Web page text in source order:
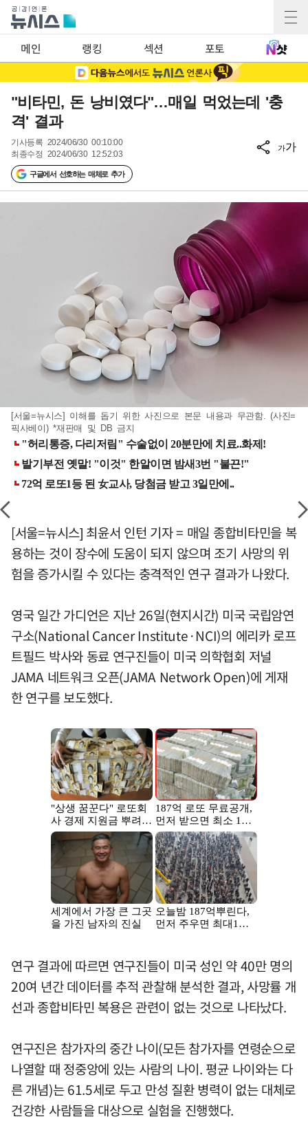
메인 랭킹 섹션 포토
"비타민, 돈 낭비였다"…매일 먹었는데 '충
격' 결과
기사등록 2024/06/30 00:10:00
최종수정 2024/06/30 12:52:03
구글에서 선호하는 매체로 추가
가가
[서울=뉴시스] 이해를 돕기 위한 사진으로 본문 내용과 무관함. (사진=
픽사베이) *재판매 및 DB 금지
[서울=뉴시스] 최윤서 인턴 기자 = 매일 종합비타민을 복
용하는 것이 장수에 도움이 되지 않으며 조기 사망의 위
험을 증가시킬 수 있다는 충격적인 연구 결과가 나왔다.
영국 일간 가디언은 지난 26일(현지시간) 미국 국립암연
구소(National Cancer Institute·NCI)의 에리카 로프
트필드 박사와 동료 연구진들이 미국 의학협회 저널
JAMA 네트워크 오픈(JAMA Network Open)에 게재
한 연구를 보도했다.
연구 결과에 따르면 연구진들이 미국 성인 약 40만 명의
20여 년간 데이터를 추적 관찰해 분석한 결과, 사망률 개
선과 종합비타민 복용은 관련이 없는 것으로 나타났다.
연구진은 참가자의 중간 나이(모든 참가자를 연령순으로
나열할 때 정중앙에 있는 사람의 나이. 평균 나이와는 다
른 개념)는 61.5세로 두고 만성 질환 병력이 없는 대체로
건강한 사람들을 대상으로 실험을 진행했다.